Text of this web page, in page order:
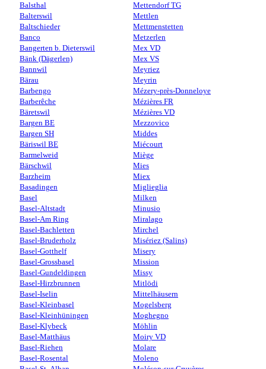
Balsthal
Balterswil
Baltschieder
Banco
Bangerten b. Dieterswil
Bänk (Dägerlen)
Bannwil
Bärau
Barbengo
Barberêche
Bäretswil
Bargen BE
Bargen SH
Bäriswil BE
Barmelweid
Bärschwil
Barzheim
Basadingen
Basel
Basel-Altstadt
Basel-Am Ring
Basel-Bachletten
Basel-Bruderholz
Basel-Gotthelf
Basel-Grossbasel
Basel-Gundeldingen
Basel-Hirzbrunnen
Basel-Iselin
Basel-Kleinbasel
Basel-Kleinhüningen
Basel-Klybeck
Basel-Matthäus
Basel-Riehen
Basel-Rosental
Mettendorf TG
Mettlen
Mettmenstetten
Metzerlen
Mex VD
Mex VS
Meyriez
Meyrin
Mézery-près-Donneloye
Mézières FR
Mézières VD
Mezzovico
Middes
Miécourt
Miège
Mies
Miex
Miglieglia
Milken
Minusio
Miralago
Mirchel
Misériez (Salins)
Misery
Mission
Missy
Mitlödi
Mittelhäusern
Mogelsberg
Moghegno
Möhlin
Moiry VD
Molare
Moleno